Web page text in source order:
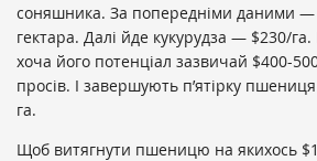
соняшника. За попередніми даними —
гектара. Далі йде кукурудза — $230/га.
хоча його потенціал зазвичай $400-
просів. І завершують п’ятірку
га.
Щоб витягнути пшеницю на якихось